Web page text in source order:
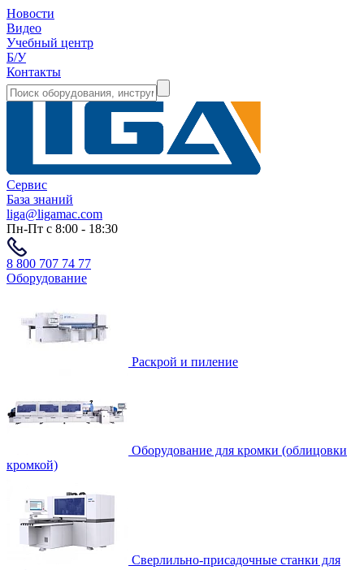
Новости
Видео
Учебный центр
Б/У
Контакты
Сервис
База знаний
liga@ligamac.com
Пн-Пт с 8:00 - 18:30
8 800 707 74 77
Оборудование
Раскрой и пиление
Оборудование для кромки (облицовки
кромкой)
Сверлильно-присадочные станки для